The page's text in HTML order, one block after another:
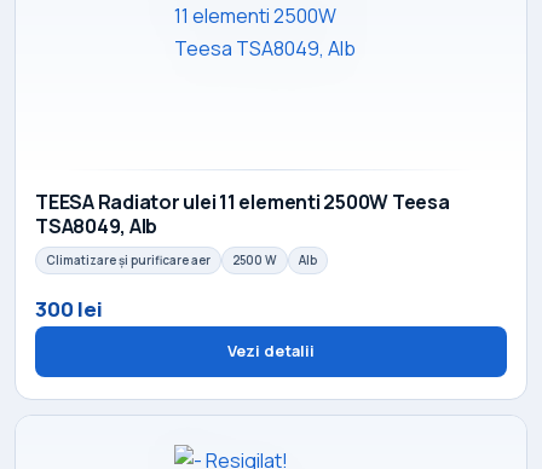
TEESA Radiator ulei 11 elementi 2500W Teesa
TSA8049, Alb
Climatizare și purificare aer 2500 W Alb
300 lei
Vezi detalii